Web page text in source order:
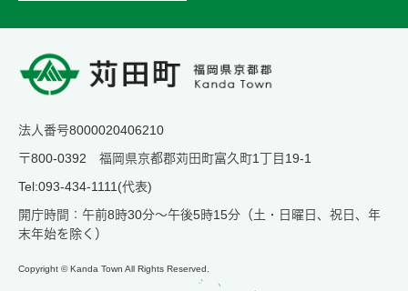
法人番号8000020406210
〒800-0392 福岡県京都郡苅田町富久町1丁目19-1
Tel:093-434-1111(代表)
開庁時間：午前8時30分～午後5時15分（土・日曜日、祝日、年
末年始を除く）
Copyright © Kanda Town All Rights Reserved.